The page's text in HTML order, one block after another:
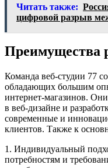
Читать также:
цифровой разрыв
Преимущества
Команда веб-студии 77
обладающих большим
интернет-магазинов.
в веб-дизайне и
современные и
клиентов. Также к
1. Индивидуальный
потребностям и